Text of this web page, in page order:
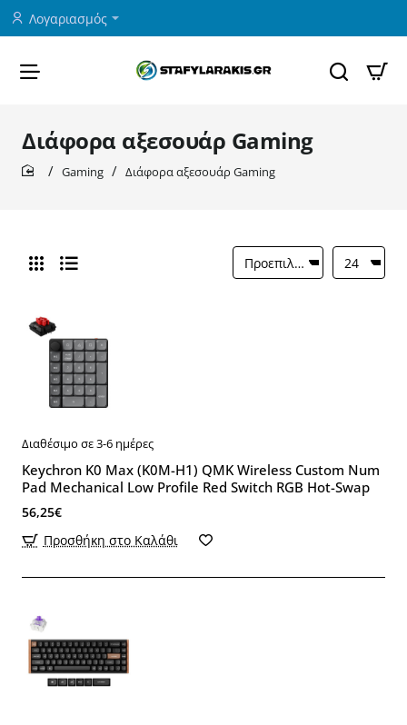
Λογαριασμός
Διάφορα αξεσουάρ Gaming
Gaming Διάφορα αξεσουάρ Gaming
Διαθέσιμο σε 3-6 ημέρες
Keychron K0 Max (K0M-H1) QMK Wireless Custom Num
Pad Mechanical Low Profile Red Switch RGB Hot-Swap
56,25€
Προσθήκη στο Καλάθι